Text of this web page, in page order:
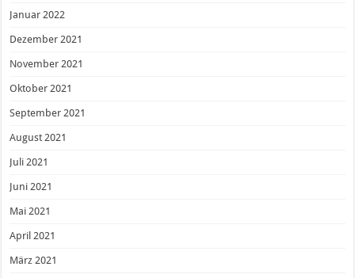
Januar 2022
Dezember 2021
November 2021
Oktober 2021
September 2021
August 2021
Juli 2021
Juni 2021
Mai 2021
April 2021
März 2021